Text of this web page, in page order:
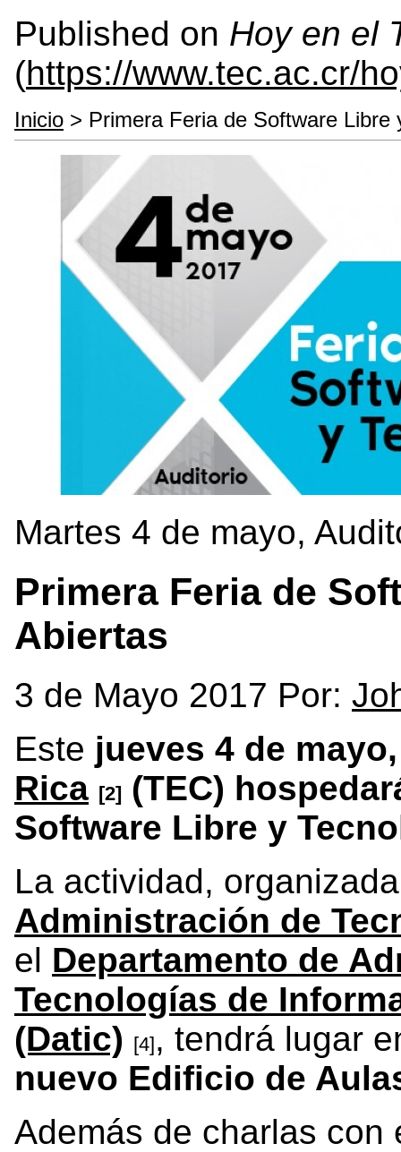
Published on Hoy en el
(https://www.tec.ac.cr/
Inicio > Primera Feria de Software Libre
Martes 4 de mayo,
Primera Feria de
Abiertas
3 de Mayo 2017 Por:
Este jueves 4 de
Rica [2] (TEC)
Software Libre y
La actividad,
Administración de
el Departamento de
Tecnologías de
(Datic) [4], tendrá lugar
nuevo Edificio de
Además de charlas con